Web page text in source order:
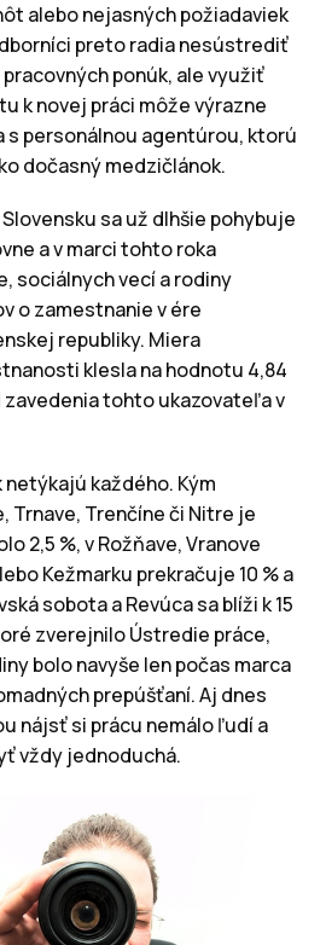
alebo nejasných požiadaviek
preto radia nesústrediť
ponúk, ale využiť
k novej práci môže výrazne
s personálnou agentúrou, ktorú
dočasný medzičlánok.
sa už dlhšie pohybuje
a v marci tohto roka
sociálnych vecí a rodiny
o zamestnanie v ére
republiky. Miera
klesla na hodnotu 4,84
zavedenia tohto ukazovateľa v
netýkajú každého. Kým
Trnave, Trenčíne či Nitre je
2,5 %, v Rožňave, Vranove
Kežmarku prekračuje 10 % a
sobota a Revúca sa blíži k 15
zverejnilo Ústredie práce,
bolo navyše len počas marca
prepúšťaní. Aj dnes
nájsť si prácu nemálo ľudí a
vždy jednoduchá.